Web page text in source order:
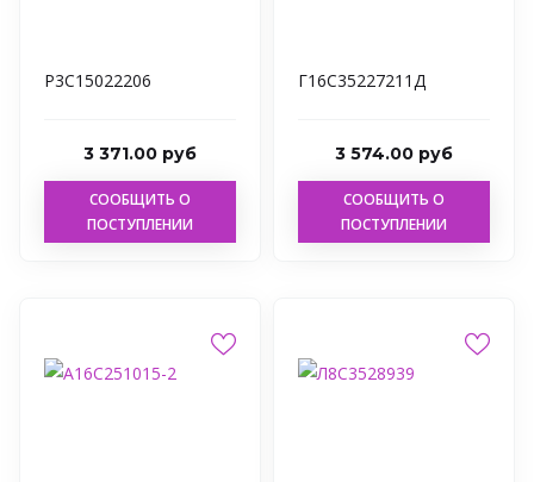
Р3С15022206
3 371.00 руб
СООБЩИТЬ О
ПОСТУПЛЕНИИ
Г16С35227211Д
3 574.00 руб
СООБЩИТЬ О
ПОСТУПЛЕНИИ